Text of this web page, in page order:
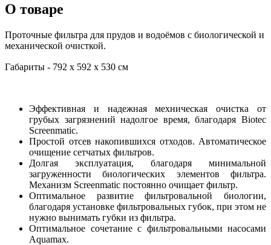
О товаре
Проточные фильтра для прудов и водоёмов с биологической и
механической очисткой.
Габариты - 792 х 592 х 530 см
Эффективная и надежная мехническая очистка от
грубых загрязнений надолгое время, благодаря Biotec
Screenmatic.
Простой отсев накопившихся отходов. Автоматическое
очищение сетчатых фильтров.
Долгая эксплуатация, благодаря минимальной
загруженности биологических элементов фильтра.
Механизм Screenmatic постоянно очищает фильтр.
Оптимальное развитие фильтровальной биологии,
благодаря установке фильтровальных губок, при этом не
нужно вынимать губки из фильтра.
Оптимальное сочетание с фильтровальными насосами
Aquamax.